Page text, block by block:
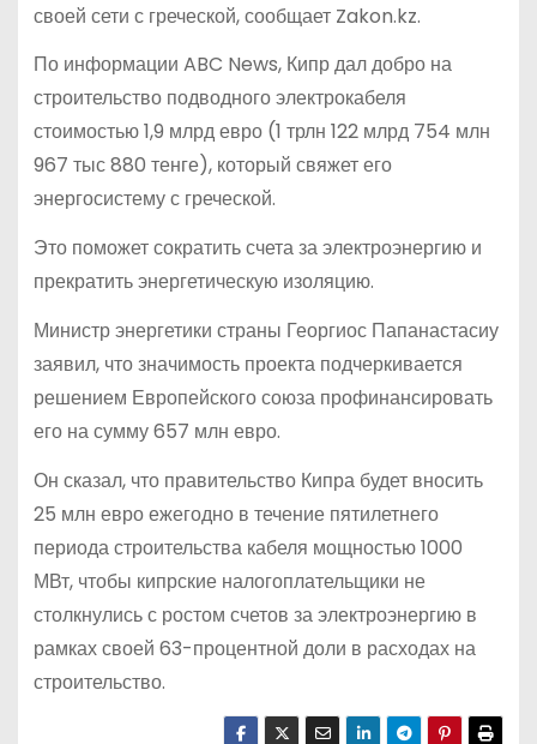
своей сети с греческой, сообщает Zakon.kz.
По информации ABC News, Кипр дал добро на
строительство подводного электрокабеля
стоимостью 1,9 млрд евро (1 трлн 122 млрд 754 млн
967 тыс 880 тенге), который свяжет его
энергосистему с греческой.
Это поможет сократить счета за электроэнергию и
прекратить энергетическую изоляцию.
Министр энергетики страны Георгиос Папанастасиу
заявил, что значимость проекта подчеркивается
решением Европейского союза профинансировать
его на сумму 657 млн евро.
Он сказал, что правительство Кипра будет вносить
25 млн евро ежегодно в течение пятилетнего
периода строительства кабеля мощностью 1000
МВт, чтобы кипрские налогоплательщики не
столкнулись с ростом счетов за электроэнергию в
рамках своей 63-процентной доли в расходах на
строительство.